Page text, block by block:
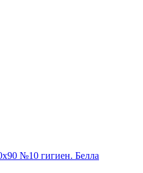
№10 гигиен. Белла